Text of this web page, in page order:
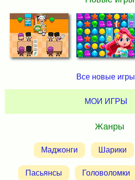
Все новые игры
МОИ ИГРЫ
Жанры
Маджонги Шарики
Пасьянсы Головоломки